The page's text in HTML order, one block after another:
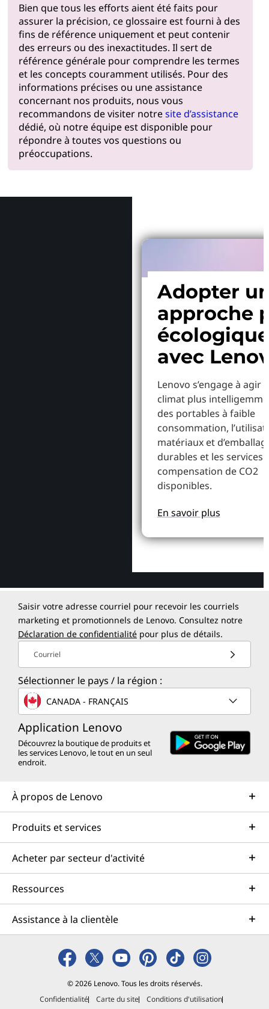
Bien que tous les efforts aient été faits pour
assurer la précision, ce glossaire est fourni à des
fins de référence uniquement et peut contenir
des erreurs ou des inexactitudes. Il sert de
référence générale pour comprendre les termes
et les concepts couramment utilisés. Pour des
informations précises ou une assistance
concernant nos produits, nous vous
recommandons de visiter notresite d’assistance
dédié, où notre équipe est disponible pour
répondre à toutes vos questions ou
préoccupations.
Adopter
approche
écologique
avec
Lenovo s’engage à agir
climat plus
des portables à faible
consommation,
matériaux et
durables et les services
compensation de CO2
disponibles.
En savoir plus
Saisir votre adresse courriel pour recevoir les courriels
marketing et promotionnels de Lenovo. Consultez notre
Déclaration de confidentialité pour plus de détails.
Courriel
Sélectionner le pays / la région :
CANADA - FRANÇAIS
Application Lenovo
Découvrez la boutique de produits et
les services Lenovo, le tout en un seul
endroit.
À propos de Lenovo
Produits et services
Acheter par secteur d'activité
Ressources
Assistance à la clientèle
© 2026 Lenovo. Tous les droits réservés.
Confidentialité
Carte du site
Conditions d'utilisation